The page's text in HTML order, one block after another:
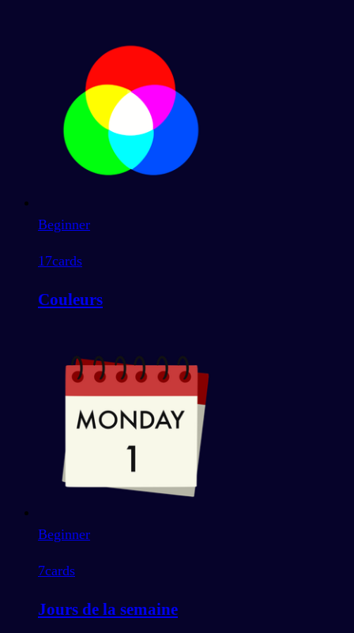
Beginner
17cards
Couleurs
Beginner
7cards
Jours de la semaine